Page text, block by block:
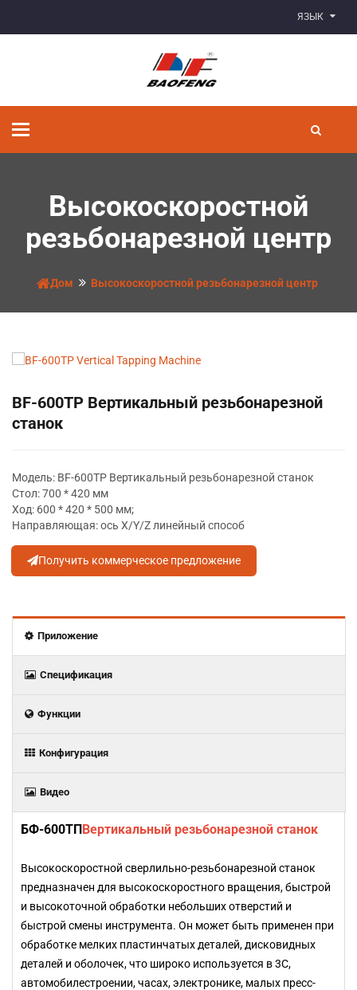
ЯЗЫК
Переключить
Высокоскоростной
резьбонарезной центр
Дом Высокоскоростной резьбонарезной центр
BF-600TP Вертикальный резьбонарезной
станок
Модель: BF-600TP Вертикальный резьбонарезной станок
Стол: 700 * 420 мм
Ход: 600 * 420 * 500 мм;
Направляющая: ось X/Y/Z линейный способ
Получить коммерческое предложение
Приложение
Спецификация
Функции
Конфигурация
Видео
БФ-600ТПВертикальный резьбонарезной станок
Высокоскоростной сверлильно-резьбонарезной станок
предназначен для высокоскоростного вращения, быстрой
и высокоточной обработки небольших отверстий и
быстрой смены инструмента. Он может быть применен при
обработке мелких пластинчатых деталей, дисковидных
деталей и оболочек, что широко используется в 3C,
автомобилестроении, часах, электронике, малых пресс-